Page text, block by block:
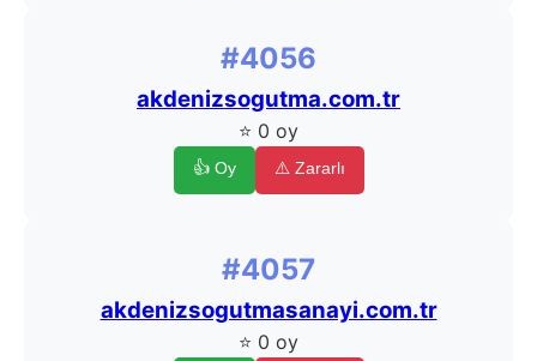
#4056
akdenizsogutma.com.tr
⭐ 0 oy
👍 Oy ⚠️ Zararlı
#4057
akdenizsogutmasanayi.com.tr
⭐ 0 oy